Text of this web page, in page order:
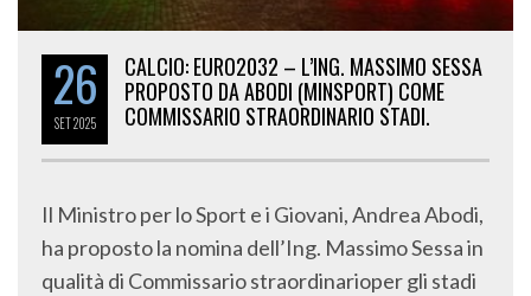
26
SET2025
CALCIO: EURO2032 – L’ING. MASSIMO SESSA
PROPOSTO DA ABODI (MINSPORT) COME
COMMISSARIO STRAORDINARIO STADI.
Il Ministro per lo Sport e i Giovani, Andrea Abodi,
ha proposto la nomina dell’Ing. Massimo Sessa in
qualità di Commissario straordinarioper gli stadi